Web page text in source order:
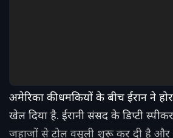
अमेरिका की धमकियों के बीच ईरान ने
खेल दिया है. ईरानी संसद के डिप्टी
जहाजों से टोल वसूली शुरू कर दी है और